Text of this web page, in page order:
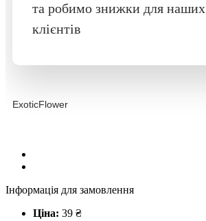
та робимо знижки для наших
клієнтів
ExoticFlower
Інформація для замовлення
Ціна: 39 ₴